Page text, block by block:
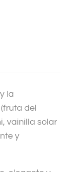
la
del
vainilla solar
y